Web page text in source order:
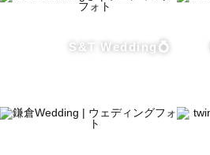
東京/神奈川以外の地域についても
S&T Wedding💍